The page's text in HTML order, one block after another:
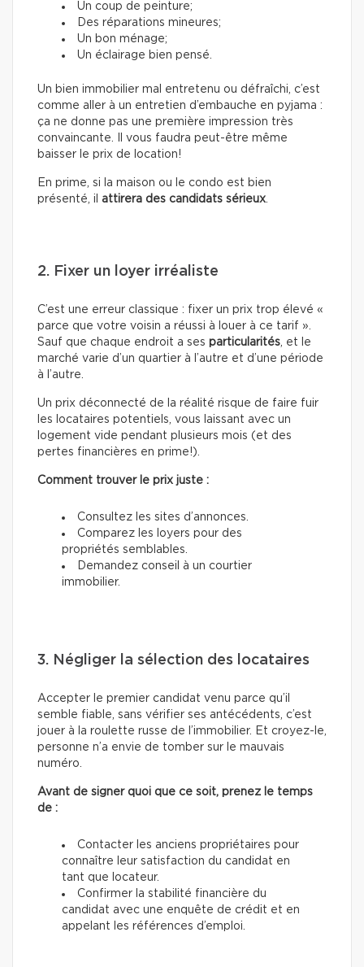
Un coup de peinture;
Des réparations mineures;
Un bon ménage;
Un éclairage bien pensé.
Un bien immobilier mal entretenu ou défraîchi, c’est
comme aller à un entretien d’embauche en pyjama :
ça ne donne pas une première impression très
convaincante. Il vous faudra peut-être même
baisser le prix de location!
En prime, si la maison ou le condo est bien
présenté, il attirera des candidats sérieux.
2. Fixer un loyer irréaliste
C’est une erreur classique : fixer un prix trop élevé «
parce que votre voisin a réussi à louer à ce tarif ».
Sauf que chaque endroit a ses particularités, et le
marché varie d’un quartier à l’autre et d’une période
à l’autre.
Un prix déconnecté de la réalité risque de faire fuir
les locataires potentiels, vous laissant avec un
logement vide pendant plusieurs mois (et des
pertes financières en prime!).
Comment trouver le prix juste :
Consultez les sites d’annonces.
Comparez les loyers pour des
propriétés semblables.
Demandez conseil à un courtier
immobilier.
3. Négliger la sélection des locataires
Accepter le premier candidat venu parce qu’il
semble fiable, sans vérifier ses antécédents, c’est
jouer à la roulette russe de l’immobilier. Et croyez-le,
personne n’a envie de tomber sur le mauvais
numéro.
Avant de signer quoi que ce soit, prenez le temps
de :
Contacter les anciens propriétaires pour
connaître leur satisfaction du candidat en
tant que locateur.
Confirmer la stabilité financière du
candidat avec une enquête de crédit et en
appelant les références d’emploi.